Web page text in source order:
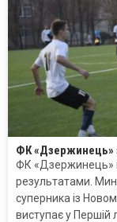
ФК «Дзержинець»
ФК «Дзержинець»
результатами.
суперника із
виступає у Першій